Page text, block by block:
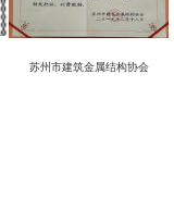
苏州市建筑金属结构协会